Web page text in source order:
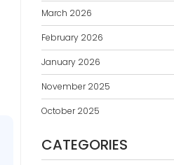
March 2026
February 2026
January 2026
November 2025
October 2025
CATEGORIES